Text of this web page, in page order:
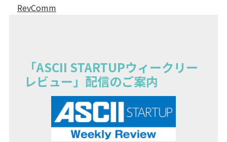
RevComm
「ASCII STARTUPウィークリー
レビュー」配信のご案内